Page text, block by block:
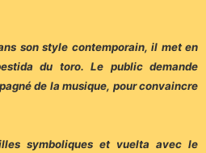
son style contemporain, il met en
du toro. Le public demande
de la musique, pour convaincre
symboliques et vuelta avec le